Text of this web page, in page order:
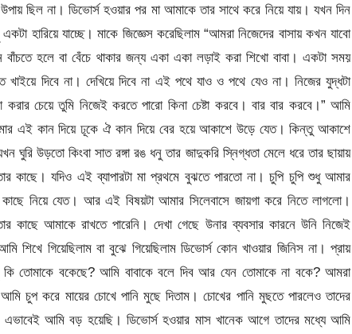
ছিল না। ডিভোর্স হওয়ার পর মা আমাকে তার সাথে করে নিয়ে যায়। যখন দিন
হারিয়ে যাচ্ছে। মাকে জিজ্ঞেস করেছিলাম “আমরা নিজেদের বাসায় কখন যাবো
হলে বা বেঁচে থাকার জন্য একা একা লড়াই করা শিখো বাবা। একটা সময়
দিবে না। দেখিয়ে দিবে না এই পথে যাও ও পথে যেও না। নিজের যুদ্ধটা
চেয়ে তুমি নিজেই করতে পারো কিনা চেষ্টা করবে। বার বার করবে।” আমি
এই কান দিয়ে ঢূকে ঐ কান দিয়ে বের হয়ে আকাশে উড়ে যেত। কিন্তু আকাশে
উড়তো কিংবা সাত রঙ্গা রঙ ধনু তার জাদুকরি স্নিগ্ধতা মেলে ধরে তার ছায়ায়
যদিও এই ব্যাপারটা মা প্রথমে বুঝতে পারতো না। চুপি চুপি শুধু আমার
নিয়ে যেত। আর এই বিষয়টা আমার সিলেবাসে জায়গা করে নিতে লাগলো।
আমাকে রাখতে পারেনি। দেখা গেছে উনার ব্যবসার কারনে উনি নিজেই
গিয়েছিলাম বা বুঝে গিয়েছিলাম ডিভোর্স কোন খাওয়ার জিনিস না। প্রায়
তোমাকে বকেছে? আমি বাবাকে বলে দিব আর যেন তোমাকে না বকে? আমরা
চুপ করে মায়ের চোখে পানি মুছে দিতাম। চোখের পানি মুছতে পারলেও তাদের
এভাবেই আমি বড় হয়েছি। ডিভোর্স হওয়ার মাস খানেক আগে তাদের মধ্যে আমি